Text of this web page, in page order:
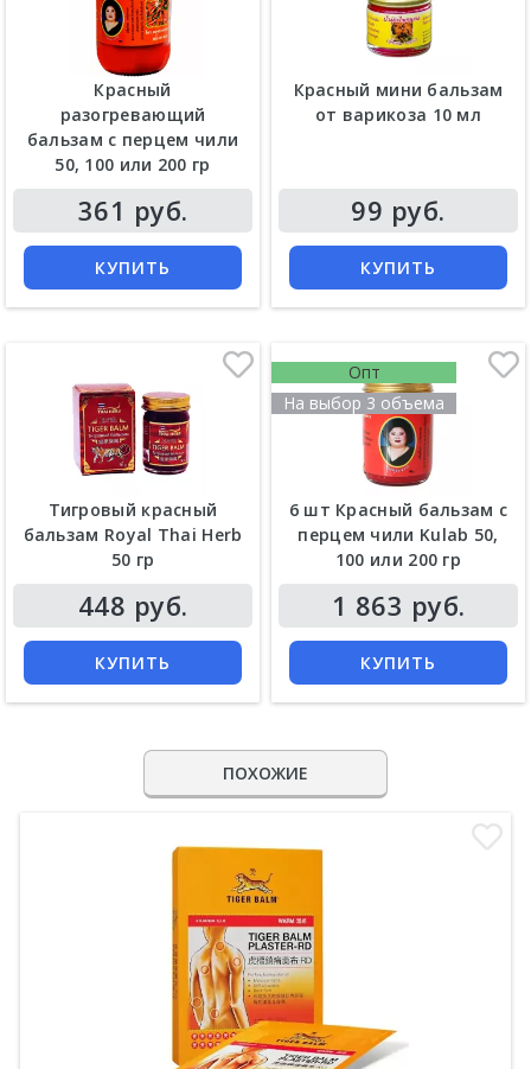
Красный
разогревающий
бальзам с перцем чили
50, 100 или 200 гр
361 руб.
КУПИТЬ
Красный мини бальзам
от варикоза 10 мл
99 руб.
КУПИТЬ
Тигровый красный
бальзам Royal Thai Herb
50 гр
448 руб.
КУПИТЬ
Опт
На выбор 3 объема
6 шт Красный бальзам с
перцем чили Kulab 50,
100 или 200 гр
1 863 руб.
КУПИТЬ
ПОХОЖИЕ